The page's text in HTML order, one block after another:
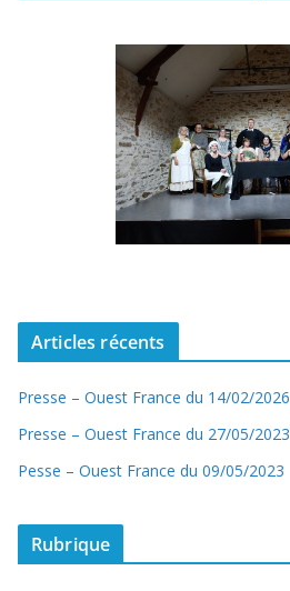
Articles récents
Presse – Ouest France du 14/02/2026
Presse – Ouest France du 27/05/2023
Pesse – Ouest France du 09/05/2023
Rubrique